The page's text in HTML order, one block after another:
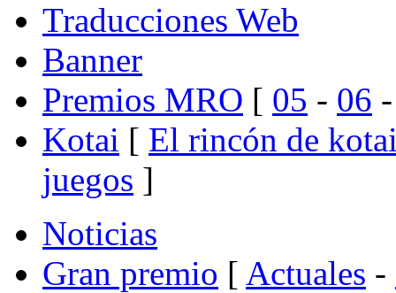
Traducciones Web
Banner
Premios MRO [ 05 - 06
Kotai [ El rincón de
juegos ]
Noticias
Gran premio [ Actuales -